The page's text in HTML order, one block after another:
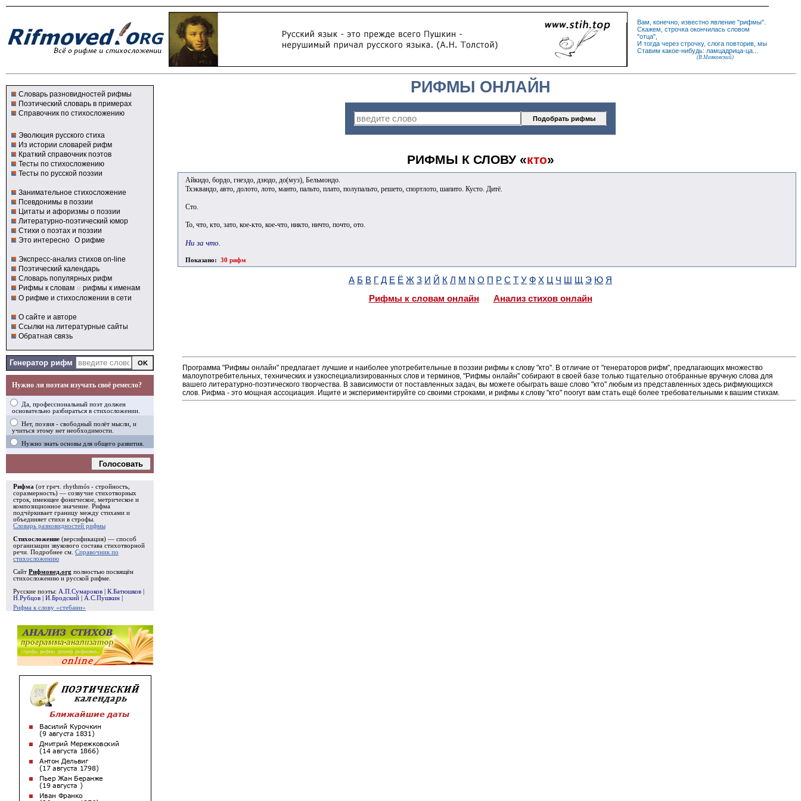
Вам, конечно, известно явление "рифмы".
Скажем, строчка окончилась словом
"отца",
И тогда через строчку, слога повторив, мы
Ставим какое-нибудь: ламцадрица-ца...
(В.Маяковский)
Словарь разновидностей рифмы
Поэтический словарь в примерах
Справочник по стихосложению
Эволюция русского стиха
Из истории словарей рифм
Краткий справочник поэтов
Тесты по стихосложению
Тесты по русской поэзии
Занимательное стихосложение
Псевдонимы в поэзии
Цитаты и афоризмы о поэзии
Литературно-поэтический юмор
Стихи о поэтах и поэзии
Это интересно О рифме
Экспресс-анализ стихов on-line
Поэтический календарь
Словарь популярных рифм
Рифмы к словам и рифмы к именам
О рифме и стихосложении в сети
О сайте и авторе
Ссылки на литературные сайты
Обратная связь
Генератор рифм
Нужно ли поэтам изучать своё ремесло?
Да, профессиональный поэт должен
основательно разбираться в стихосложении.
Нет, поэзия - свободный полёт мысли, и
учиться этому нет необходимости.
Нужно знать основы для общего развития.
Голосовать
Рифма (от греч. rhythmós - стройность,
соразмерность) — созвучие стихотворных
строк, имеющее фоническое, метрическое и
композиционное значение. Рифма
подчёркивает границу между стихами и
объединяет стихи в строфы
Словарь разновидностей рифмы
Стихосложение (версификация) — способ
организации звукового состава стихотворной
речи. Подробнее см. Справочник по
стихосложению
Сайт Рифмовед.org полностью посвящён
стихосложению и русской рифме.
Русские поэты: А.П.Сумароков К.Батюшков
Н.Рубцов
И.Бродский А.С.Пушкин
Рифма к слову «стебани»
РИФМЫ ОНЛАЙН
РИФМЫ К СЛОВУ «кто»
Айкидо, бордо, гнездо, дзюдо, до(муз), Бельмондо.
Тхэквандо, авто, долото, лото, манто, пальто, плато, полупальто, решето, спортлото, шапито. Кусто. Дитё.
Сто.
То, что, кто, зато, кое-кто, кое-что, никто, ничто, почто, ото.
Ни за что.
Показано: 30 рифм
А Б В Г Д Е Ё Ж З И Й К Л М N О П Р С Т У Ф Х Ц Ч Ш Щ Э Ю Я
Рифмы к словам онлайн
Анализ стихов онлайн
Программа "Рифмы онлайн" предлагает лучшие и наиболее употребительные в поэзии рифмы к слову "кто". В отличие от "генераторов рифм", предлагающих множество
малоупотребительных, технических и узкоспециализированных слов и терминов, "Рифмы онлайн" собирают в своей базе только тщательно отобранные вручную слова для
вашего литературно-поэтического творчества. В зависимости от поставленных задач, вы можете обыграть ваше слово "кто" любым из представленных здесь рифмующихся
слов. Рифма - это мощная ассоциация. Ищите и экспериментируйте со своими строками, и рифмы к слову "кто" поогут вам стать ещё более требовательными к вашим стихам.